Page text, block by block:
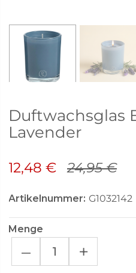
Duftwachsglas
Lavender
12,48 € 24,95 €
Artikelnummer: G1032142
Menge
– +